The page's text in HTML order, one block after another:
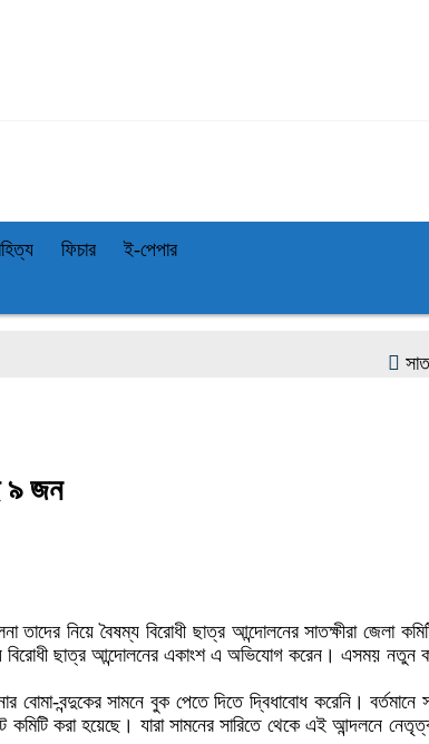
ফিচার ই-পেপার
৯ জন
নিয়ে বৈষম্য বিরোধী ছাত্র আন্দোলনের সাতক্ষীরা জেলা
ছাত্র আন্দোলনের একাংশ এ অভিযোগ করেন। এসময় নতুন
বন্দুকের সামনে বুক পেতে দিতে দ্বিধাবোধ করেনি। বর্তমানে
করা হয়েছে। যারা সামনের সারিতে থেকে এই আন্দলনে